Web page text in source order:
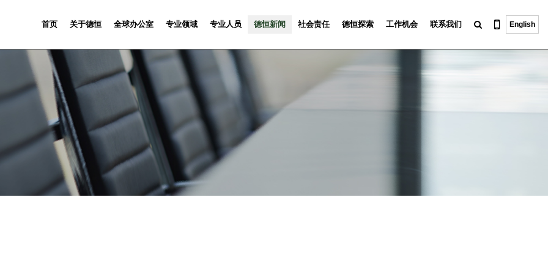
首页 关于德恒 全球办公室 专业领域 专业人员 德恒新闻 社会责任 德恒探索 工作机会 联系我们 English